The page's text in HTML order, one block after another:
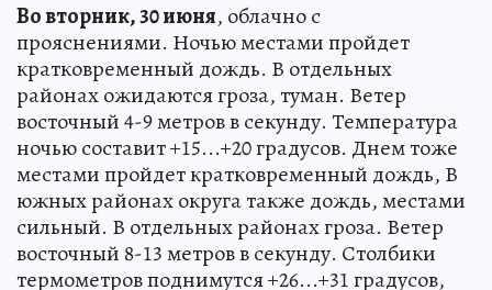
Во вторник, 30 июня, облачно с
прояснениями. Ночью местами пройдет
кратковременный дождь. В отдельных
районах ожидаются гроза, туман. Ветер
восточный 4-9 метров в секунду. Температура
ночью составит +15...+20 градусов. Днем тоже
местами пройдет кратковременный дождь, В
южных районах округа также дождь, местами
сильный. В отдельных районах гроза. Ветер
восточный 8-13 метров в секунду. Столбики
термометров поднимутся +26...+31 градусов,